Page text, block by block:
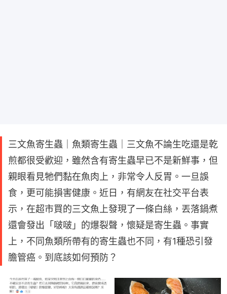
三文魚寄生蟲｜魚類寄生蟲｜三文魚不論生吃還是乾
煎都很受歡迎，雖然含有寄生蟲早已不是新鮮事，但
親眼看見牠們黏在魚肉上，非常令人反胃。一旦誤
食，更可能損害健康。近日，有網友在社交平台表
示，在超市買的三文魚上發現了一條白絲，丟落鍋煮
還會發出「啵啵」的爆裂聲，懷疑是寄生蟲。事實
上，不同魚類所帶有的寄生蟲也不同，有1種恐引發
膽管癌。到底該如何預防？